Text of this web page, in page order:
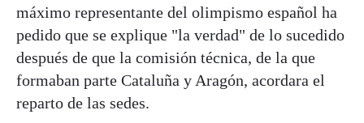
máximo representante del olimpismo español ha
pedido que se explique "la verdad" de lo sucedido
después de que la comisión técnica, de la que
formaban parte Cataluña y Aragón, acordara el
reparto de las sedes.